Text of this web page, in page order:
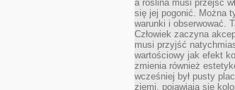
a roślina musi przejść
się jej pogonić. Można
warunki i obserwować.
Człowiek zaczyna
musi przyjść
wartościowy jak efekt
zmienia również
wcześniej był pusty
ziemi, pojawiają się